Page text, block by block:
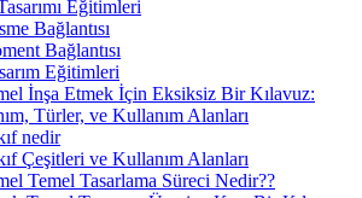
Eğitimleri
Bağlantısı
Bağlantısı
Eğitimleri
İnşa Etmek İçin Eksiksiz Bir Kılavuz:
Türler, ve Kullanım Alanları
nedir
Çeşitleri ve Kullanım Alanları
Temel Tasarlama Süreci Nedir??